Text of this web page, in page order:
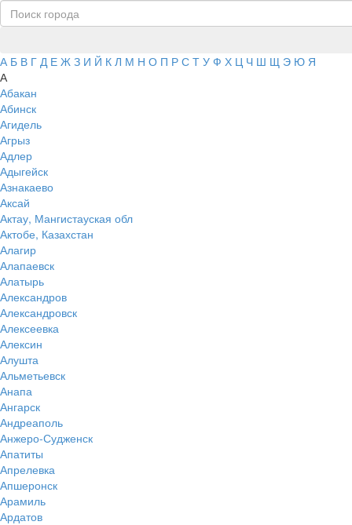
А Б В Г Д Е Ж З И Й К Л М Н О П Р С Т У Ф Х Ц Ч Ш Щ Э Ю Я
А
Абакан
Абинск
Агидель
Агрыз
Адлер
Адыгейск
Азнакаево
Аксай
Актау, Мангистауская обл
Актобе, Казахстан
Алагир
Алапаевск
Алатырь
Александров
Александровск
Алексеевка
Алексин
Алушта
Альметьевск
Анапа
Ангарск
Андреаполь
Анжеро-Судженск
Апатиты
Апрелевка
Апшеронск
Арамиль
Ардатов